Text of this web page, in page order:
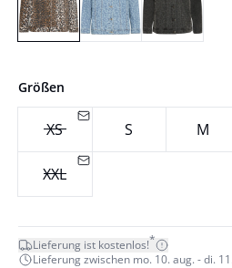
Größen
XS S M
XXL
Lieferung ist kostenlos!*
Lieferung zwischen mo. 10. aug. - di.